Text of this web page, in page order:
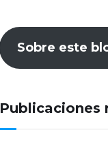
Sobre este
Publicaciones